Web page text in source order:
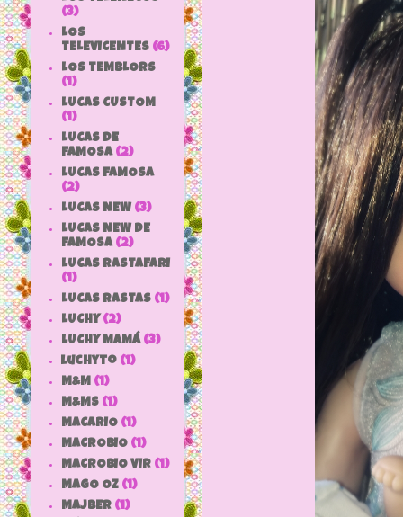
(3)
LOS
TELEVICENTES (6)
LOS TEMBLORS
(1)
LUCAS CUSTOM
(1)
LUCAS DE
FAMOSA (2)
LUCAS FAMOSA
(2)
LUCAS NEW (3)
LUCAS NEW DE
FAMOSA (2)
LUCAS RASTAFARI
(1)
LUCAS RASTAS (1)
LUCHY (2)
LUCHY MAMÁ (3)
luchyto (1)
M&M (1)
M&MS (1)
MACARIO (1)
MACROBIO (1)
MACROBIO VIR (1)
MAGO OZ (1)
MAJBER (1)